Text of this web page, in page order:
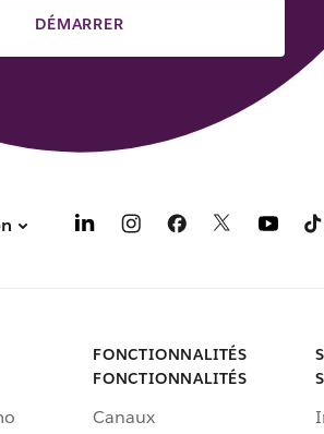
DÉMARRER
FONCTIONNALITÉS
FONCTIONNALITÉS
Canaux